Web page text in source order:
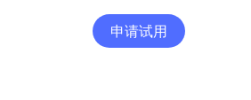
申请试用